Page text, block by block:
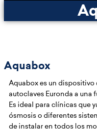
Aquabox
Aquabox es un
autoclaves Euronda a una
Es ideal para clínicas que
ósmosis o diferentes
de instalar en todos los